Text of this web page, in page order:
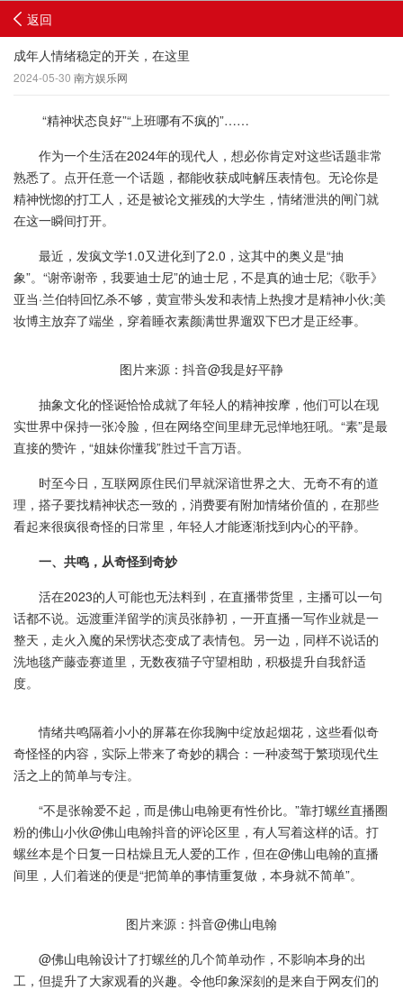
返回
成年人情绪稳定的开关，在这里
2024-05-30 南方娱乐网
“精神状态良好”“上班哪有不疯的”……
作为一个生活在2024年的现代人，想必你肯定对这些话题非常
熟悉了。点开任意一个话题，都能收获成吨解压表情包。无论你是
精神恍惚的打工人，还是被论文摧残的大学生，情绪泄洪的闸门就
在这一瞬间打开。
最近，发疯文学1.0又进化到了2.0，这其中的奥义是“抽
象”。“谢帝谢帝，我要迪士尼”的迪士尼，不是真的迪士尼;《歌手》
亚当·兰伯特回忆杀不够，黄宣带头发和表情上热搜才是精神小伙;美
妆博主放弃了端坐，穿着睡衣素颜满世界遛双下巴才是正经事。
图片来源：抖音@我是好平静
抽象文化的怪诞恰恰成就了年轻人的精神按摩，他们可以在现
实世界中保持一张冷脸，但在网络空间里肆无忌惮地狂吼。“素”是最
直接的赞许，“姐妹你懂我”胜过千言万语。
时至今日，互联网原住民们早就深谙世界之大、无奇不有的道
理，搭子要找精神状态一致的，消费要有附加情绪价值的，在那些
看起来很疯很奇怪的日常里，年轻人才能逐渐找到内心的平静。
一、共鸣，从奇怪到奇妙
活在2023的人可能也无法料到，在直播带货里，主播可以一句
话都不说。远渡重洋留学的演员张静初，一开直播一写作业就是一
整天，走火入魔的呆愣状态变成了表情包。另一边，同样不说话的
洗地毯产藤壶赛道里，无数夜猫子守望相助，积极提升自我舒适
度。
情绪共鸣隔着小小的屏幕在你我胸中绽放起烟花，这些看似奇
奇怪怪的内容，实际上带来了奇妙的耦合：一种凌驾于繁琐现代生
活之上的简单与专注。
“不是张翰爱不起，而是佛山电翰更有性价比。”靠打螺丝直播圈
粉的佛山小伙@佛山电翰抖音的评论区里，有人写着这样的话。打
螺丝本是个日复一日枯燥且无人爱的工作，但在@佛山电翰的直播
间里，人们着迷的便是“把简单的事情重复做，本身就不简单”。
图片来源：抖音@佛山电翰
@佛山电翰设计了打螺丝的几个简单动作，不影响本身的出
工，但提升了大家观看的兴趣。令他印象深刻的是来自于网友们的